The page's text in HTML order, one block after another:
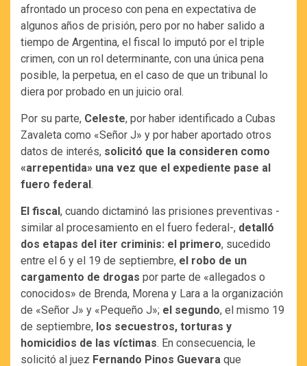
afrontado un proceso con pena en expectativa de
algunos años de prisión, pero por no haber salido a
tiempo de Argentina, el fiscal lo imputó por el triple
crimen, con un rol determinante, con una única pena
posible, la perpetua, en el caso de que un tribunal lo
diera por probado en un juicio oral.
Por su parte, Celeste, por haber identificado a Cubas
Zavaleta como «Señor J» y por haber aportado otros
datos de interés, solicitó que la consideren como
«arrepentida» una vez que el expediente pase al
fuero federal.
El fiscal, cuando dictaminó las prisiones preventivas -
similar al procesamiento en el fuero federal-, detalló
dos etapas del iter criminis: el primero, sucedido
entre el 6 y el 19 de septiembre, el robo de un
cargamento de drogas por parte de «allegados o
conocidos» de Brenda, Morena y Lara a la organización
de «Señor J» y «Pequeño J»; el segundo, el mismo 19
de septiembre, los secuestros, torturas y
homicidios de las víctimas. En consecuencia, le
solicitó al juez Fernando Pinos Guevara que